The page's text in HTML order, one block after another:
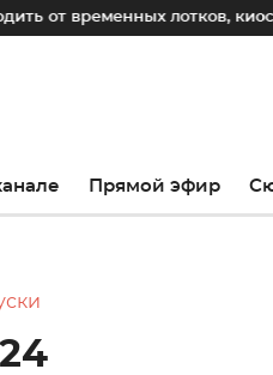
лотков, киосков и
Прямой эфир